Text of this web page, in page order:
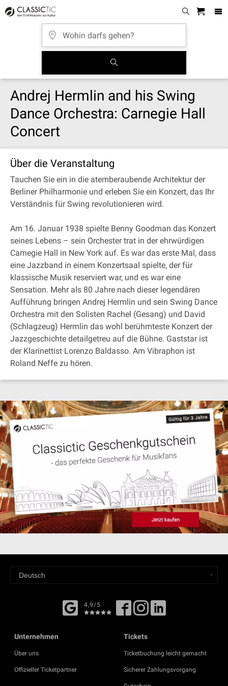
Andrej Hermlin and his Swing
Dance Orchestra: Carnegie Hall
Concert
Über die Veranstaltung
Tauchen Sie ein in die atemberaubende Architektur der
Berliner Philharmonie und erleben Sie ein Konzert, das Ihr
Verständnis für Swing revolutionieren wird.
Am 16. Januar 1938 spielte Benny Goodman das Konzert
seines Lebens – sein Orchester trat in der ehrwürdigen
Carnegie Hall in New York auf. Es war das erste Mal, dass
eine Jazzband in einem Konzertsaal spielte, der für
klassische Musik reserviert war, und es war eine
Sensation. Mehr als 80 Jahre nach dieser legendären
Aufführung bringen Andrej Hermlin und sein Swing Dance
Orchestra mit den Solisten Rachel (Gesang) und David
(Schlagzeug) Hermlin das wohl berühmteste Konzert der
Jazzgeschichte detailgetreu auf die Bühne. Gaststar ist
der Klarinettist Lorenzo Baldasso. Am Vibraphon ist
Roland Neffe zu hören.
4,9/5
Unternehmen
Über uns
Offizieller Ticketpartner
Tickets
Ticketbuchung leicht gemacht
Sicherer Zahlungsvorgang